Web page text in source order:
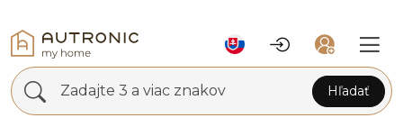
Zadajte 3 a viac znakov Hľadať